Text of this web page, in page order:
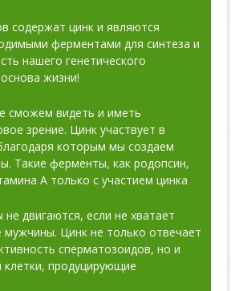
содержат цинк и являются
ферментами для синтеза и
нашего генетического
жизни!
сможем видеть и иметь
зрение. Цинк участвует в
которым мы создаем
Такие ферменты, как родопсин,
А только с участием цинка
двигаются, если не хватает
мужчины. Цинк не только отвечает
сперматозоидов, но и
продуцирующие